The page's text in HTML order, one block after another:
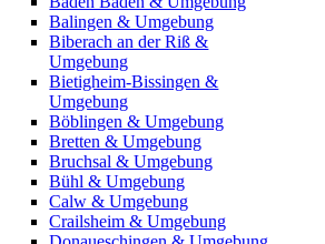
Balingen & Umgebung
Biberach an der Riß &
Umgebung
Bietigheim-Bissingen &
Umgebung
Böblingen & Umgebung
Bretten & Umgebung
Bruchsal & Umgebung
Bühl & Umgebung
Calw & Umgebung
Crailsheim & Umgebung